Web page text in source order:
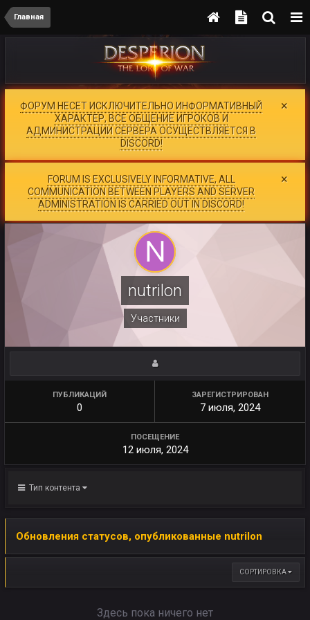
Главная
ФОРУМ НЕСЕТ ИСКЛЮЧИТЕЛЬНО ИНФОРМАТИВНЫЙ
ХАРАКТЕР, ВСЕ ОБЩЕНИЕ ИГРОКОВ И
АДМИНИСТРАЦИИ СЕРВЕРА ОСУЩЕСТВЛЯЕТСЯ В
DISCORD!
×
FORUM IS EXCLUSIVELY INFORMATIVE, ALL
COMMUNICATION BETWEEN PLAYERS AND SERVER
ADMINISTRATION IS CARRIED OUT IN DISCORD!
×
nutrilon
Участники
ПУБЛИКАЦИЙ
0
ЗАРЕГИСТРИРОВАН
7 июля, 2024
ПОСЕЩЕНИЕ
12 июля, 2024
Тип контента
Обновления статусов, опубликованные nutrilon
СОРТИРОВКА
Здесь пока ничего нет